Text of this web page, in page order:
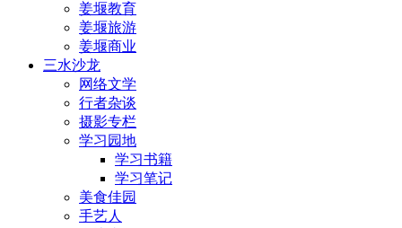
姜堰教育
姜堰旅游
姜堰商业
三水沙龙
网络文学
行者杂谈
摄影专栏
学习园地
学习书籍
学习笔记
美食佳园
手艺人